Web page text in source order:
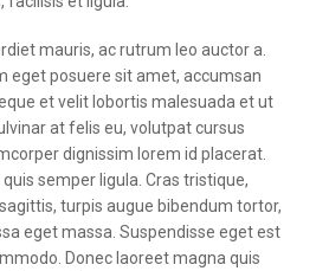
mauris, ac rutrum leo auctor a.
eget posuere sit amet, accumsan
et velit lobortis malesuada et ut
at felis eu, volutpat cursus
dignissim lorem id placerat.
semper ligula. Cras tristique,
turpis augue bibendum tortor,
eget massa. Suspendisse eget est
Donec laoreet magna quis